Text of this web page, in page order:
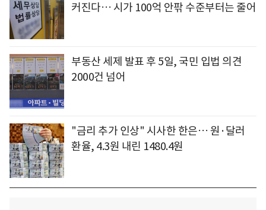
커진다… 시가 100억 안팎 수준부터는 줄어
부동산 세제 발표 후 5일, 국민 입법 의견
2000건 넘어
"금리 추가 인상" 시사한 한은… 원·달러
환율, 4.3원 내린 1480.4원